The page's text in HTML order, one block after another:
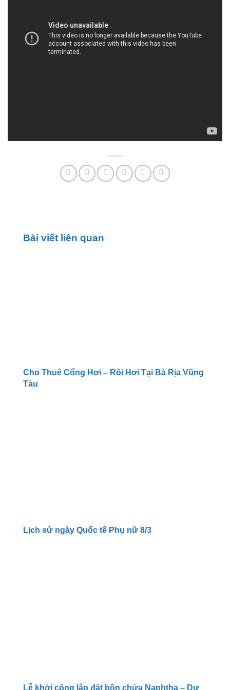
Bài viết liên quan
Cho Thuê Cổng Hơi – Rối Hơi Tại Bà Rịa Vũng
Tàu
Lịch sử ngày Quốc tế Phụ nữ 8/3
Lễ khởi công lắp đặt bồn chứa Naphtha – Dự